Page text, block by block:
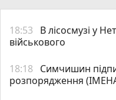
18:53
В лісосмузі у
військового
18:18
Симчишин
розпорядження